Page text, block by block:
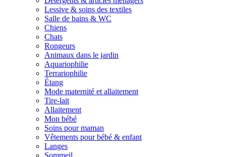
Lessive & soins des textiles
Salle de bains & WC
Chiens
Chats
Rongeurs
Animaux dans le jardin
Aquariophilie
Terrariophilie
Étang
Mode maternité et allaitement
Tire-lait
Allaitement
Mon bébé
Soins pour maman
Vêtements pour bébé & enfant
Langes
Sommeil